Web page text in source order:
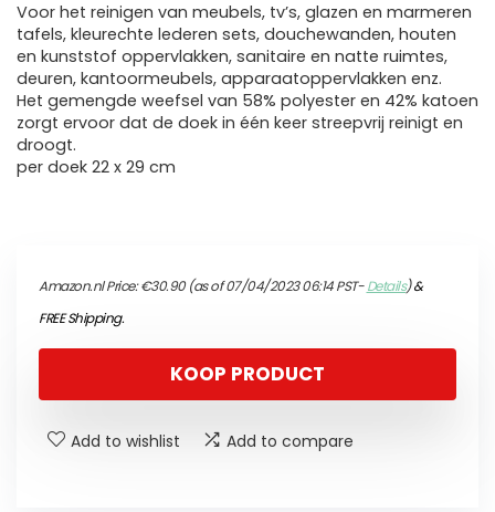
Voor het reinigen van meubels, tv’s, glazen en marmeren
tafels, kleurechte lederen sets, douchewanden, houten
en kunststof oppervlakken, sanitaire en natte ruimtes,
deuren, kantoormeubels, apparaatoppervlakken enz.
Het gemengde weefsel van 58% polyester en 42% katoen
zorgt ervoor dat de doek in één keer streepvrij reinigt en
droogt.
per doek 22 x 29 cm
Amazon.nl Price:€30.90(as of 07/04/2023 06:14 PST-Details)&
FREE Shipping.
KOOP PRODUCT
Add to wishlist Add to compare